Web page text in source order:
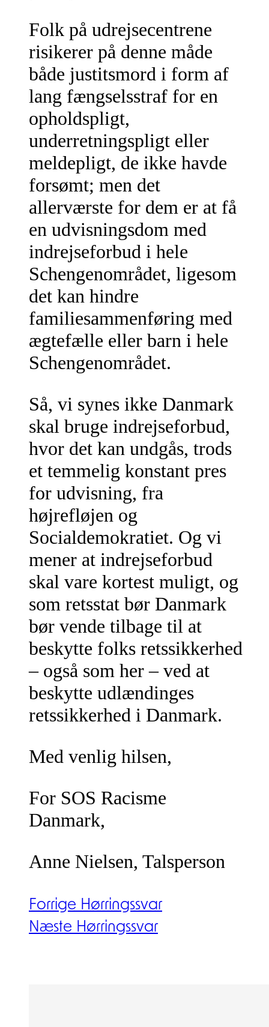
Folk på udrejsecentrene
risikerer på denne måde
både justitsmord i form af
lang fængselsstraf for en
opholdspligt,
underretningspligt eller
meldepligt, de ikke havde
forsømt; men det
allerværste for dem er at få
en udvisningsdom med
indrejseforbud i hele
Schengenområdet, ligesom
det kan hindre
familiesammenføring med
ægtefælle eller barn i hele
Schengenområdet.
Så, vi synes ikke Danmark
skal bruge indrejseforbud,
hvor det kan undgås, trods
et temmelig konstant pres
for udvisning, fra
højrefløjen og
Socialdemokratiet. Og vi
mener at indrejseforbud
skal vare kortest muligt, og
som retsstat bør Danmark
bør vende tilbage til at
beskytte folks retssikkerhed
– også som her – ved at
beskytte udlændinges
retssikkerhed i Danmark.
Med venlig hilsen,
For SOS Racisme
Danmark,
Anne Nielsen, Talsperson
Forrige Hørringssvar
Næste Hørringssvar